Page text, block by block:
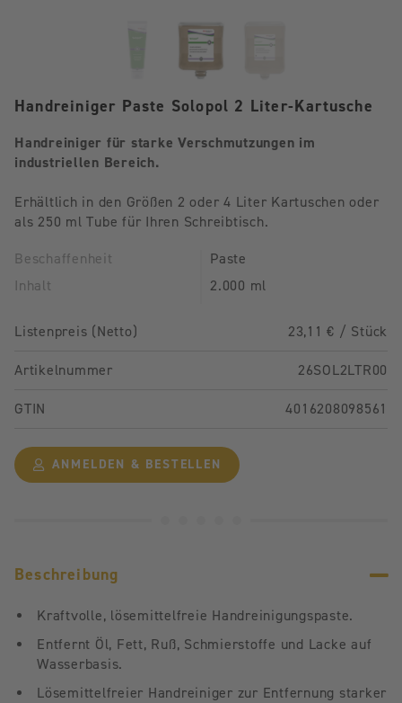
Handreiniger Paste Solopol 2 Liter-Kartusche
Handreiniger für starke Verschmutzungen im
industriellen Bereich.
Erhältlich in den Größen 2 oder 4 Liter Kartuschen oder
als 250 ml Tube für Ihren Schreibtisch.
Beschaffenheit
Paste
Inhalt
2.000 ml
Listenpreis (Netto) 23,11 € / Stück
Artikelnummer 26SOL2LTR00
GTIN 4016208098561
ANMELDEN & BESTELLEN
Beschreibung
Kraftvolle, lösemittelfreie Handreinigungspaste.
Entfernt Öl, Fett, Ruß, Schmierstoffe und Lacke auf
Wasserbasis.
Lösemittelfreier Handreiniger zur Entfernung starker